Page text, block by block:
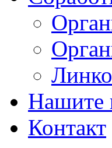
Нашите
Контакт